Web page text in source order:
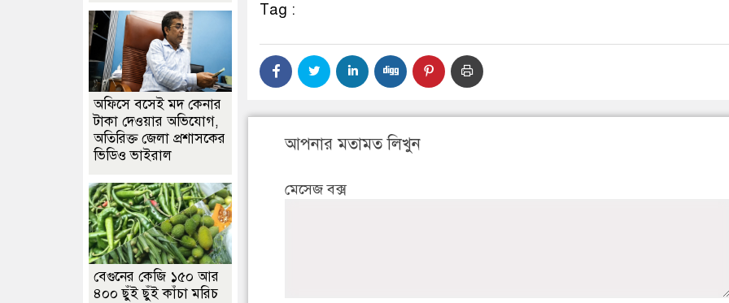
Tag :
আপনার মতামত লিখুন
মেসেজ বক্স
অফিসে বসেই মদ কেনার
টাকা দেওয়ার অভিযোগ,
অতিরিক্ত জেলা প্রশাসকের
ভিডিও ভাইরাল
বেগুনের কেজি ১৫০ আর
৪০০ ছুঁই ছুঁই কাঁচা মরিচ